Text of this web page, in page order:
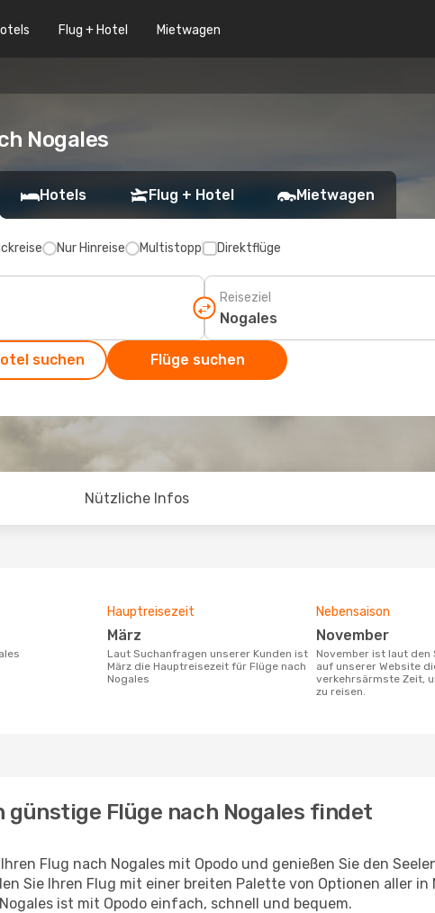
Flug + Hotel Mietwagen
Nogales
Hotels Flug + Hotel Mietwagen
Nur Hinreise Multistopp Direktflüge
Reiseziel
suchen Flüge suchen
Nützliche Infos
Hauptreisezeit
März
Laut Suchanfragen unserer Kunden ist
März die Hauptreisezeit für Flüge nach
Nogales
Nebensaison
November
November ist laut den Suchanfragen
auf unserer Website
verkehrsärmste Zeit,
zu reisen.
günstige Flüge nach Nogales findet
Flug nach Nogales mit Opodo und genießen Sie den
Sie Ihren Flug mit einer breiten Palette von Optionen aller
ist mit Opodo einfach, schnell und bequem.